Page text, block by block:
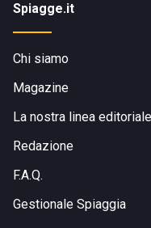
Spiagge.it
Chi siamo
Magazine
La nostra linea editoriale
Redazione
F.A.Q.
Gestionale Spiaggia